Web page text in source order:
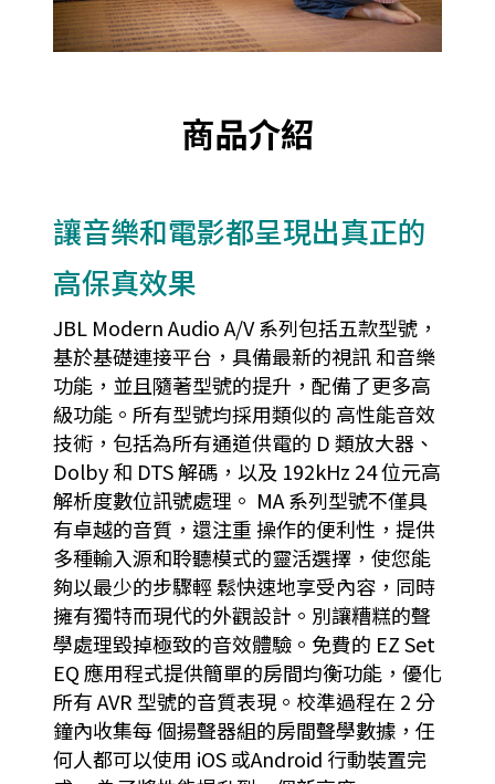
商品介紹
讓音樂和電影都呈現出真正的
高保真效果
JBL Modern Audio A/V 系列包括五款型號，
基於基礎連接平台，具備最新的視訊 和音樂
功能，並且隨著型號的提升，配備了更多高
級功能。所有型號均採用類似的 高性能音效
技術，包括為所有通道供電的 D 類放大器、
Dolby 和 DTS 解碼，以及 192kHz 24 位元高
解析度數位訊號處理。 MA 系列型號不僅具
有卓越的音質，還注重 操作的便利性，提供
多種輸入源和聆聽模式的靈活選擇，使您能
夠以最少的步驟輕 鬆快速地享受內容，同時
擁有獨特而現代的外觀設計。別讓糟糕的聲
學處理毀掉極致的音效體驗。免費的 EZ Set
EQ 應用程式提供簡單的房間均衡功能，優化
所有 AVR 型號的音質表現。校準過程在 2 分
鐘內收集每 個揚聲器組的房間聲學數據，任
何人都可以使用 iOS 或Android 行動裝置完